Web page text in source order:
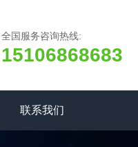
全国服务咨询热线:
15106868683
联系我们